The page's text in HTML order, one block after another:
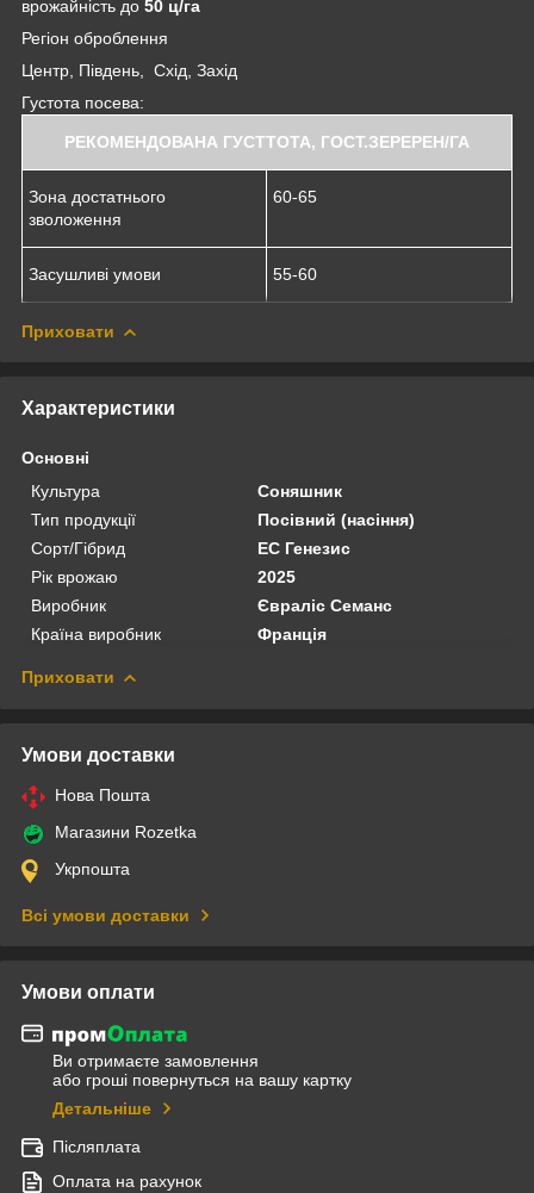
врожайність до 50 ц/га
Регіон оброблення
Центр, Південь, Схід, Захід
Густота посева:
РЕКОМЕНДОВАНА ГУСТТОТА, ГОСТ.ЗЕРЕРЕН/ГА
Зона достатнього
зволоження
60-65
Засушливі умови 55-60
Приховати
Характеристики
Основні
Культура
Соняшник
Тип продукції
Посівний (насіння)
Сорт/Гібрид
ЕС Генезис
Рік врожаю
2025
Виробник
Євраліс Семанс
Країна виробник
Франція
Приховати
Умови доставки
Нова Пошта
Магазини Rozetka
Укрпошта
Всі умови доставки
Умови оплати
Ви отримаєте замовлення
або гроші повернуться на вашу картку
Детальніше
Післяплата
Оплата на рахунок